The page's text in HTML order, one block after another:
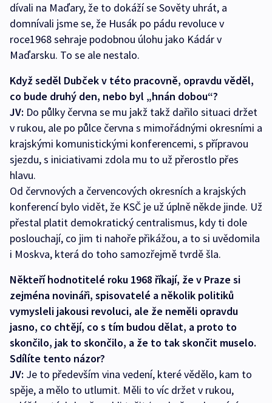
dívali na Maďary, že to dokáží se Sověty uhrát, a
domnívali jsme se, že Husák po pádu revoluce v
roce1968 sehraje podobnou úlohu jako Kádár v
Maďarsku. To se ale nestalo.
Když seděl Dubček v této pracovně, opravdu věděl,
co bude druhý den, nebo byl „hnán dobou“?
JV: Do půlky června se mu jakž takž dařilo situaci držet
v rukou, ale po půlce června s mimořádnými okresními a
krajskými komunistickými konferencemi, s přípravou
sjezdu, s iniciativami zdola mu to už přerostlo přes
hlavu.
Od červnových a červencových okresních a krajských
konferencí bylo vidět, že KSČ je už úplně někde jinde. Už
přestal platit demokratický centralismus, kdy ti dole
poslouchají, co jim ti nahoře přikážou, a to si uvědomila
i Moskva, která do toho samozřejmě tvrdě šla.
Někteří hodnotitelé roku 1968 říkají, že v Praze si
zejména novináři, spisovatelé a několik politiků
vymysleli jakousi revoluci, ale že neměli opravdu
jasno, co chtějí, co s tím budou dělat, a proto to
skončilo, jak to skončilo, a že to tak skončit muselo.
Sdílíte tento názor?
JV: Je to především vina vedení, které vědělo, kam to
spěje, a mělo to utlumit. Měli to víc držet v rukou,